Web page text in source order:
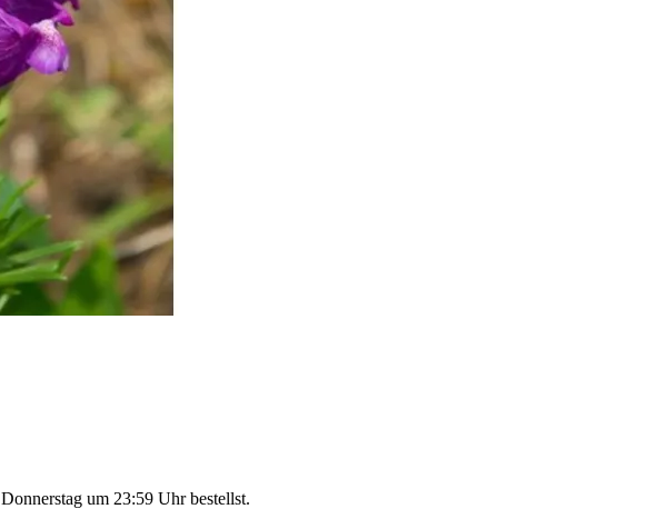
Donnerstag um 23:59 Uhrbestellst.